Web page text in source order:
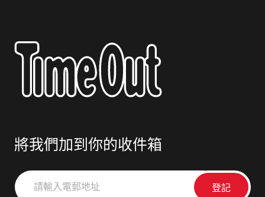
將我們加到你的收件箱
請
輸